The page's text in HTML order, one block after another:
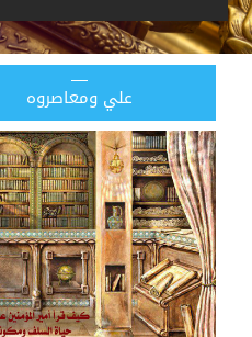
علي ومعاصروه